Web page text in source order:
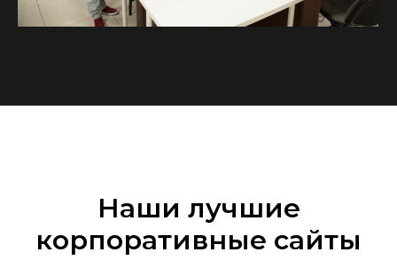
Наши лучшие
корпоративные сайты